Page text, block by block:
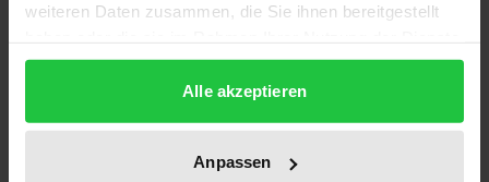
weiteren Daten zusammen, die Sie ihnen bereitgestellt
gesammelt haben.
Alle akzeptieren
Anpassen
Subtitle
Publication Date